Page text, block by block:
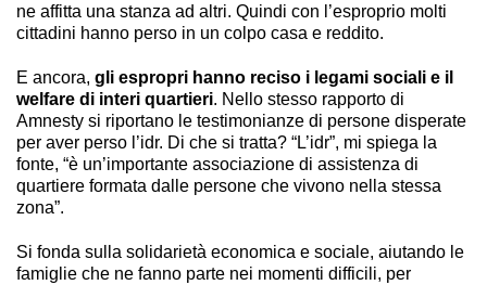
ne affitta una stanza ad altri. Quindi con l’esproprio molti
cittadini hanno perso in un colpo casa e reddito.
E ancora, gli espropri hanno reciso i legami sociali e il
welfare di interi quartieri. Nello stesso rapporto di
Amnesty si riportano le testimonianze di persone disperate
per aver perso l’idr. Di che si tratta? “L’idr”, mi spiega la
fonte, “è un’importante associazione di assistenza di
quartiere formata dalle persone che vivono nella stessa
zona”.
Si fonda sulla solidarietà economica e sociale, aiutando le
famiglie che ne fanno parte nei momenti difficili, per